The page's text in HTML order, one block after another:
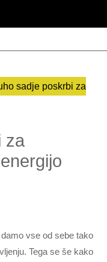
sadje poskrbi za
za
vse od sebe tako
Tega se še kako